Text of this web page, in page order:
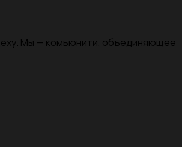
Мы — комьюнити, объединяющее